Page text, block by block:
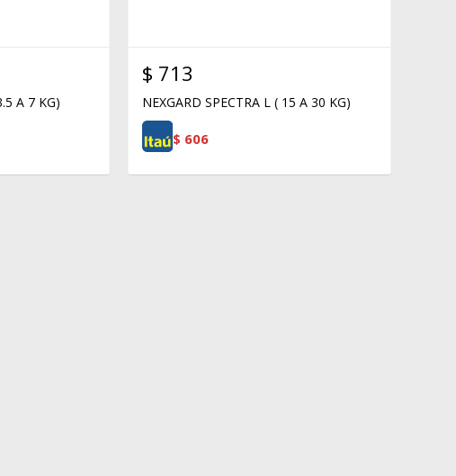
A 7 KG)
$ 713
NEXGARD SPECTRA L ( 15 A 30 KG)
$ 606